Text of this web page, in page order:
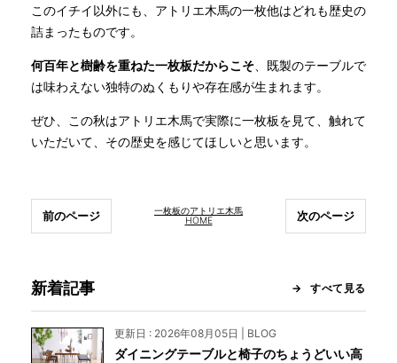
このイチイ以外にも、アトリエ木馬の一枚他はどれも歴史の
詰まったものです。
何百年と樹齢を重ねた一枚板だからこそ 、既製のテーブルで
は味わえない独特のぬくもりや存在感が生まれます。
ぜひ、この秋はアトリエ木馬で実際に一枚板を見て、触れて
いただいて、その歴史を感じてほしいと思います。
一枚板のアトリエ木馬
HOME
前のページ 次のページ
新着記事 すべて見る
更新日 : 2026年08月05日 | BLOG
ダイニングテーブルと椅子のちょうどいい高